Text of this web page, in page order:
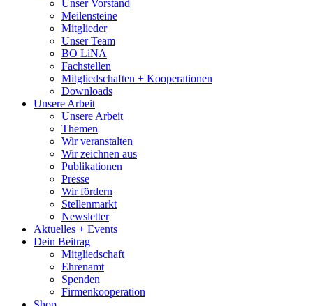
Unser Vorstand
Meilensteine
Mitglieder
Unser Team
BO LiNA
Fachstellen
Mitgliedschaften + Kooperationen
Downloads
Unsere Arbeit
Unsere Arbeit
Themen
Wir veranstalten
Wir zeichnen aus
Publikationen
Presse
Wir fördern
Stellenmarkt
Newsletter
Aktuelles + Events
Dein Beitrag
Mitgliedschaft
Ehrenamt
Spenden
Firmenkooperation